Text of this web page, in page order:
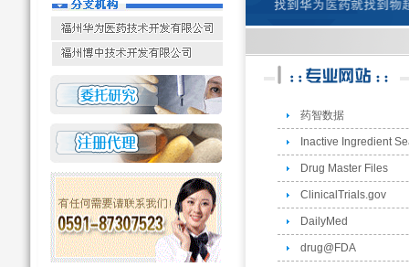
药智数据
Inactive Ingredient
Drug Master Files
ClinicalTrials.gov
DailyMed
drug@FDA